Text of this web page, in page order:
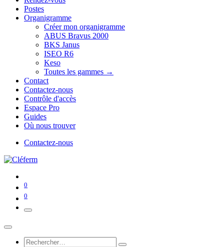
Postes
Organigramme
Créer mon organigramme
ABUS Bravus 2000
BKS Janus
ISEO R6
Keso
Toutes les gammes →
Contact
Contactez-nous
Contrôle d'accès
Espace Pro
Guides
Où nous trouver
Contactez-nous
0
0